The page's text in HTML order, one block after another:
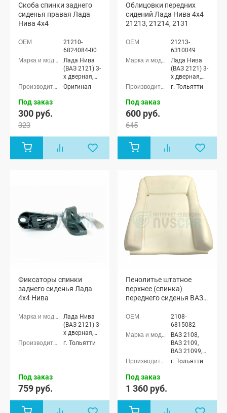
Скоба спинки заднего
сиденья правая Лада
Нива 4х4
21210-
6824084-00
Лада Нива
(ВАЗ 2121) 3-
х дверная,
Лада Нива
Оригинал
Под заказ
300 руб.
323
Облицовки передних
сидений Лада Нива 4х4
21213, 21214, 2131
21213-
6310049
Лада Нива
(ВАЗ 2121) 3-
х дверная,
Лада Нива
г. Тольятти
Под заказ
600 руб.
645
Фиксаторы спинки
заднего сиденья Лада
4х4 Нива
Лада Нива
(ВАЗ 2121) 3-
х дверная,
Лада Нива
г. Тольятти
Под заказ
759 руб.
Пенолитье штатное
верхнее (спинка)
переднего сиденья ВАЗ
Лада Нива 4х4 (до 2020
2108-
6815082
ВАЗ 2108,
ВАЗ 2109,
ВАЗ 21099,
ВАЗ 2113,
х дверная,
Лада Нива
г. Тольятти
Под заказ
1 360 руб.